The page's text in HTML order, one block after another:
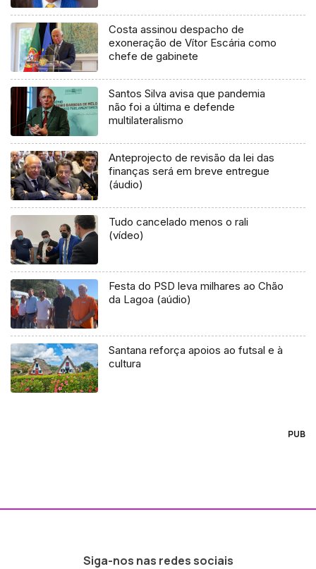
Costa assinou despacho de
exoneração de Vítor Escária como
chefe de gabinete
Santos Silva avisa que pandemia
não foi a última e defende
multilateralismo
Anteprojecto de revisão da lei das
finanças será em breve entregue
(áudio)
Tudo cancelado menos o rali
(vídeo)
Festa do PSD leva milhares ao Chão
da Lagoa (aúdio)
Santana reforça apoios ao futsal e à
cultura
PUB
Siga-nos nas redes sociais